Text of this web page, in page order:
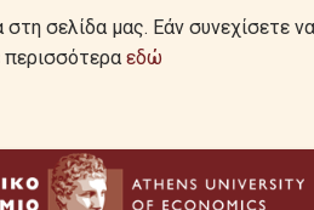
σελίδα μας. Εάν συνεχίσετε
περισσότερα εδώ